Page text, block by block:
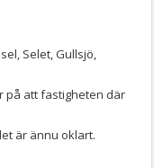
Selet, Gullsjö,
på att fastigheten där
är ännu oklart.